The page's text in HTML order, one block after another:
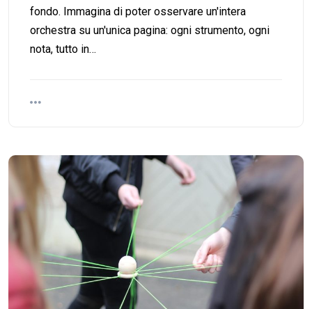
fondo. Immagina di poter osservare un'intera
orchestra su un'unica pagina: ogni strumento, ogni
nota, tutto in…